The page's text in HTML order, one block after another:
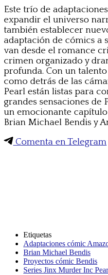
Este trío de
expandir el universo
también establecer
adaptación de cómics a
van desde el romance
crimen organizado y
profunda. Con un
como detrás de las
Pearl están listas para
grandes sensaciones de
un emocionante
Brian Michael Bendis y
Comenta en Telegram
Etiquetas
Adaptaciones cómic
Brian Michael Bendis
Proyectos cómic Bendis
Series Jinx Murder Inc